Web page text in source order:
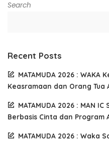
Search
Recent Posts
MATAMUDA 2026 :
Keasramaan dan Orang Tua
MATAMUDA 2026 : MAN
Berbasis Cinta dan Program
MATAMUDA 2026 : Waka